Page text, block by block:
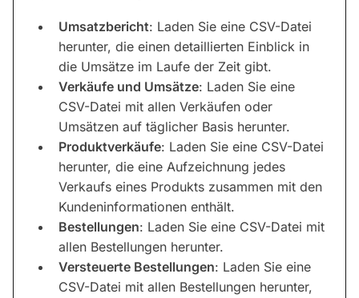
Umsatzbericht: Laden Sie eine CSV-Datei
herunter, die einen detaillierten Einblick in
die Umsätze im Laufe der Zeit gibt.
Verkäufe und Umsätze: Laden Sie eine
CSV-Datei mit allen Verkäufen oder
Umsätzen auf täglicher Basis herunter.
Produktverkäufe: Laden Sie eine CSV-Datei
herunter, die eine Aufzeichnung jedes
Verkaufs eines Produkts zusammen mit den
Kundeninformationen enthält.
Bestellungen: Laden Sie eine CSV-Datei mit
allen Bestellungen herunter.
Versteuerte Bestellungen: Laden Sie eine
CSV-Datei mit allen Bestellungen herunter,